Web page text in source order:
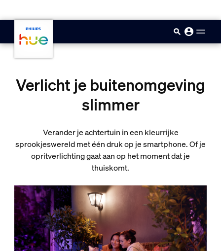
Verlicht je buitenomgeving
slimmer
Verander je achtertuin in een kleurrijke
sprookjeswereld met één druk op je smartphone. Of je
opritverlichting gaat aan op het moment dat je
thuiskomt.